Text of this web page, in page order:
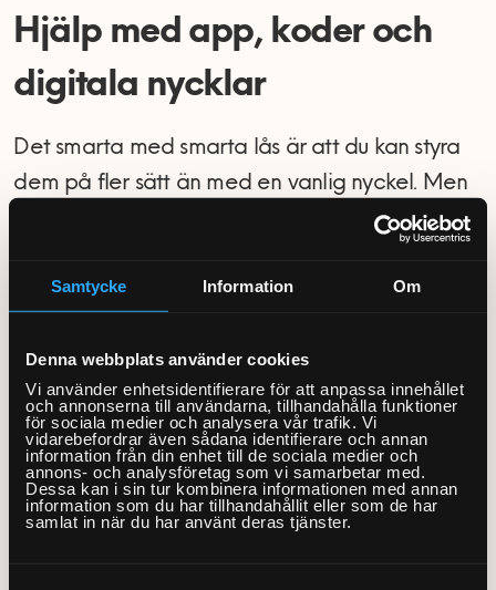
Samtycke Information Om
Denna webbplats använder cookies
Vi använder enhetsidentifierare för att anpassa innehållet
och annonserna till användarna, tillhandahålla funktioner
för sociala medier och analysera vår trafik. Vi
vidarebefordrar även sådana identifierare och annan
information från din enhet till de sociala medier och
annons- och analysföretag som vi samarbetar med.
Dessa kan i sin tur kombinera informationen med annan
information som du har tillhandahållit eller som de har
samlat in när du har använt deras tjänster.
Hjälp med app, koder och
digitala nycklar
Det smarta med smarta lås är att du kan styra
dem på fler sätt än med en vanlig nyckel. Men
det ställer också krav på att app, koder och
– Koppla låset till rätt app och skapa
huvudkonto.
– Lägga till användare, koder, taggar eller
digitala nycklar.
– Ställa in regler för tillfälliga koder, t.ex. för